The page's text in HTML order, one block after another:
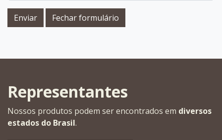
Enviar Fechar formulário
Representantes
Nossos produtos podem ser encontrados em diversos
estados do Brasil.